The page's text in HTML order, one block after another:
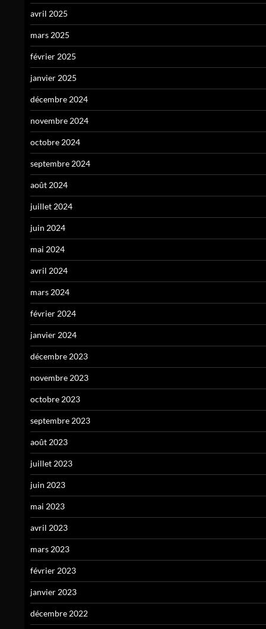
avril 2025
mars 2025
février 2025
janvier 2025
décembre 2024
novembre 2024
octobre 2024
septembre 2024
août 2024
juillet 2024
juin 2024
mai 2024
avril 2024
mars 2024
février 2024
janvier 2024
décembre 2023
novembre 2023
octobre 2023
septembre 2023
août 2023
juillet 2023
juin 2023
mai 2023
avril 2023
mars 2023
février 2023
janvier 2023
décembre 2022